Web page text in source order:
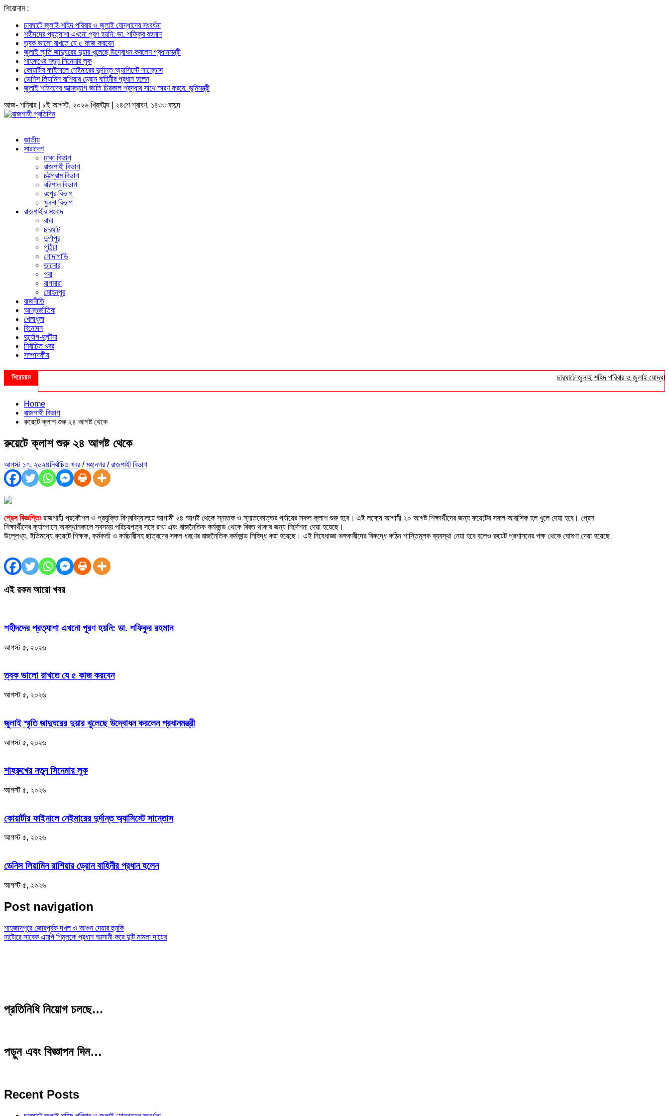
শিরোনাম :
চারঘাটে জুলাই শহিদ পরিবার ও জুলাই যোদ্ধাদের সংবর্ধনা
শহীদদের প্রত্যাশা এখনো পূরণ হয়নি: ডা. শফিকুর রহমান
ত্বক ভালো রাখতে যে ৫ কাজ করবেন
জুলাই স্মৃতি জাদুঘরের দুয়ার খুলেছে উদ্বোধন করলেন প্রধানমন্ত্রী
শাহরুখের নতুন সিনেমার লুক
কোয়ার্টার ফাইনালে নেইমারের দুর্দান্ত অ্যাসিস্টে সান্তোস
ডেনিস লিয়ামিন রাশিয়ার ড্রোন বাহিনীর প্রধান হলেন
জুলাই শহিদদের আত্মত্যাগ জাতি চিরকাল শ্রদ্ধার সাথে স্মরণ করবে: ভূমিমন্ত্রী
আজ- শনিবার | ৮ই আগস্ট, ২০২৬ খ্রিস্টাব্দ | ২৪শে শ্রাবণ, ১৪৩৩ বঙ্গাব্দ
জাতীয়
সারাদেশ
ঢাকা বিভাগ
রাজশাহী বিভাগ
চট্টগ্রাম বিভাগ
বরিশাল বিভাগ
রংপুর বিভাগ
খুলনা বিভাগ
রাজশাহীর সংবাদ
বাঘা
চারঘাট
দুর্গাপুর
পুঠিয়া
গোদাগাড়ি
তানোর
পবা
বাগমারা
মোহনপুর
রাজনীতি
আন্তর্জাতিক
খেলাধুলা
বিনোদন
দুর্যোগ-দুর্ঘটনা
নির্বাচিত খবর
সম্পাদকীয়
শিরোনাম চারঘাটে জুলাই শহিদ পরিবার ও জুলাই যোদ্ধাদের
Home
রাজশাহী বিভাগ
রুয়েটে ক্লাশ শুরু ২৪ আগষ্ট থেকে
রুয়েটে ক্লাশ শুরু ২৪ আগষ্ট থেকে
আগস্ট ১৭, ২০২৪নির্বাচিত খবর/মহানগর/রাজশাহী বিভাগ
প্রেস বিজ্ঞপ্তিঃ রাজশাহী প্রকৌশল ও প্রযুক্তি বিশ্ববিদ্যালয়ে আগামী ২৪ আগষ্ট থেকে স্নাতক ও স্নাতকোত্তর পর্যায়ের সকল ক্লাশ শুরু হবে। এই লক্ষ্যে আগামী ২০ আগষ্ট শিক্ষার্থীদের জন্য রুয়েটের সকল আবাসিক হল খুলে দেয়া হবে। প্রেস
শিক্ষার্থীদের ক্যাম্পাসে অবস্থানকালে সবসময় পরিচয়পত্র সঙ্গে রাখা এবং রাজনৈতিক কর্মকান্ড থেকে বিরত থাকার জন্য নির্দেশনা দেয়া হয়েছে।
উল্লেখ্য, ইতিমধ্যে রুয়েটে শিক্ষক, কর্মকর্তা ও কর্মচারীসহ ছাত্রদের সকল ধরণের রাজনৈতিক কর্মকান্ড নিষিদ্ধ করা হয়েছে। এই নিষেধাজ্ঞা ভঙ্গকারীদের বিরুদ্ধে কঠিন শাস্তিমূলক ব্যবস্থা নেয়া হবে বলেও রুয়েট প্রশাসনের পক্ষ থেকে ঘোষণা দেয়া হয়েছে।
এই রকম আরো খবর
শহীদদের প্রত্যাশা এখনো পূরণ হয়নি: ডা. শফিকুর রহমান
আগস্ট ৫, ২০২৬
ত্বক ভালো রাখতে যে ৫ কাজ করবেন
আগস্ট ৫, ২০২৬
জুলাই স্মৃতি জাদুঘরের দুয়ার খুলেছে উদ্বোধন করলেন প্রধানমন্ত্রী
আগস্ট ৫, ২০২৬
শাহরুখের নতুন সিনেমার লুক
আগস্ট ৫, ২০২৬
কোয়ার্টার ফাইনালে নেইমারের দুর্দান্ত অ্যাসিস্টে সান্তোস
আগস্ট ৫, ২০২৬
ডেনিস লিয়ামিন রাশিয়ার ড্রোন বাহিনীর প্রধান হলেন
আগস্ট ৫, ২০২৬
Post navigation
শাহজাদপুরে জোরপূর্বক দখল ও আগুন দেয়ার হুমকি
নাটোরে সাবেক এমপি শিমুলকে প্রধান আসামী করে দুটি মামলা দায়ের
প্রতিনিধি নিয়োগ চলছে…
পড়ুন এবং বিজ্ঞাপন দিন…
Recent Posts